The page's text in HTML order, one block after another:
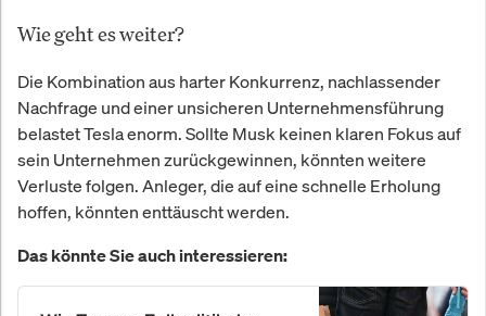
Wie geht es weiter?
Die Kombination aus harter Konkurrenz, nachlassender
Nachfrage und einer unsicheren Unternehmensführung
belastet Tesla enorm. Sollte Musk keinen klaren Fokus auf
sein Unternehmen zurückgewinnen, könnten weitere
Verluste folgen. Anleger, die auf eine schnelle Erholung
hoffen, könnten enttäuscht werden.
Das könnte Sie auch interessieren: